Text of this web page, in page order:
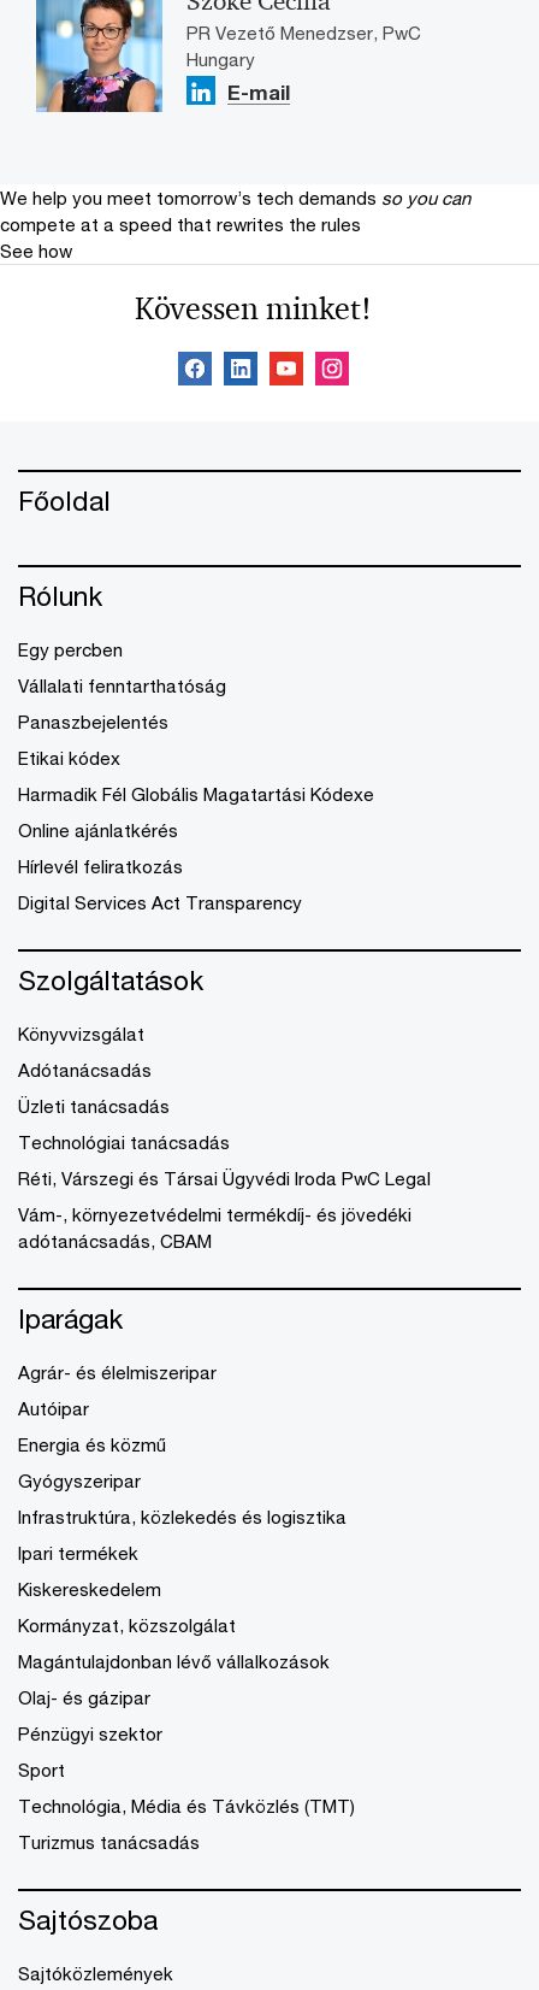
PR Vezető Menedzser, PwC
Hungary
E-mail
We help you meet tomorrow’s tech demands so you can
compete at a speed that rewrites the rules
See how
Kövessen minket!
Főoldal
Rólunk
Egy percben
Vállalati fenntarthatóság
Panaszbejelentés
Etikai kódex
Harmadik Fél Globális Magatartási Kódexe
Online ajánlatkérés
Hírlevél feliratkozás
Digital Services Act Transparency
Szolgáltatások
Könyvvizsgálat
Adótanácsadás
Üzleti tanácsadás
Technológiai tanácsadás
Réti, Várszegi és Társai Ügyvédi Iroda PwC Legal
Vám-, környezetvédelmi termékdíj- és jövedéki
adótanácsadás, CBAM
Iparágak
Agrár- és élelmiszeripar
Autóipar
Energia és közmű
Gyógyszeripar
Infrastruktúra, közlekedés és logisztika
Ipari termékek
Kiskereskedelem
Kormányzat, közszolgálat
Magántulajdonban lévő vállalkozások
Olaj- és gázipar
Pénzügyi szektor
Sport
Technológia, Média és Távközlés (TMT)
Turizmus tanácsadás
Sajtószoba
Sajtóközlemények